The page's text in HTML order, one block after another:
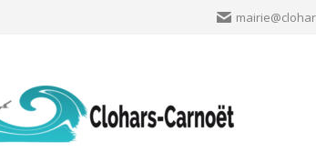
Education –